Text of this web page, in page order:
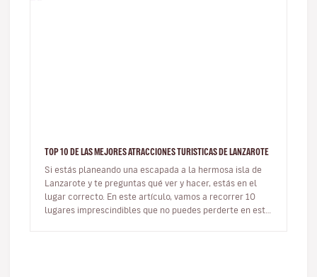
TOP 10 DE LAS MEJORES ATRACCIONES TURISTICAS DE LANZAROTE
Si estás planeando una escapada a la hermosa isla de
Lanzarote y te preguntas qué ver y hacer, estás en el
lugar correcto. En este artículo, vamos a recorrer 10
lugares imprescindibles que no puedes perderte en esta